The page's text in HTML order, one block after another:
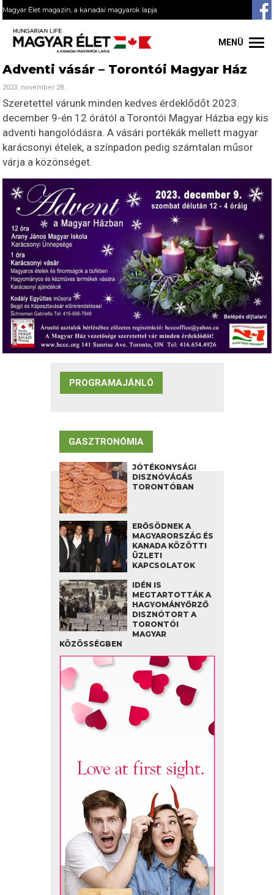
Magyar Élet magazin, a kanadai magyarok lapja
MENÜ
Adventi vásár – Torontói Magyar Ház
2023. november 28.
Szeretettel várunk minden kedves érdeklődőt 2023.
december 9-én 12 órától a Torontói Magyar Házba egy kis
adventi hangolódásra. A vásári portékák mellett magyar
karácsonyi ételek, a színpadon pedig számtalan műsor
várja a közönséget.
PROGRAMAJÁNLÓ
GASZTRONÓMIA
JÓTÉKONYSÁGI
DISZNÓVÁGÁS
TORONTÓBAN
ERŐSÖDNEK A
MAGYARORSZÁG ÉS
KANADA KÖZÖTTI
ÜZLETI
KAPCSOLATOK
IDÉN IS
MEGTARTOTTÁK A
HAGYOMÁNYŐRZŐ
DISZNÓTORT A
TORONTÓI
MAGYAR
KÖZÖSSÉGBEN